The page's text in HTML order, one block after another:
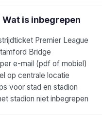
Wat is inbegrepen
Premier League
Bridge
e-mail (pdf of mobiel)
op centrale locatie
voor stad en stadion
stadion niet inbegrepen